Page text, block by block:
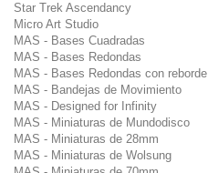
Star Trek Ascendancy
Micro Art Studio
MAS - Bases Cuadradas
MAS - Bases Redondas
MAS - Bases Redondas con reborde
MAS - Bandejas de Movimiento
MAS - Designed for Infinity
MAS - Miniaturas de Mundodisco
MAS - Miniaturas de 28mm
MAS - Miniaturas de Wolsung